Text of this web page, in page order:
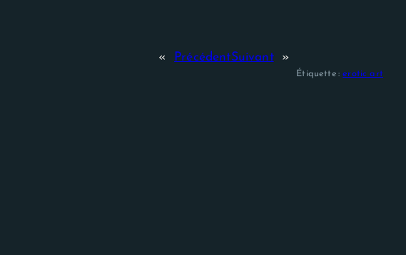
« PrécédentSuivant »
Étiquette :erotic art